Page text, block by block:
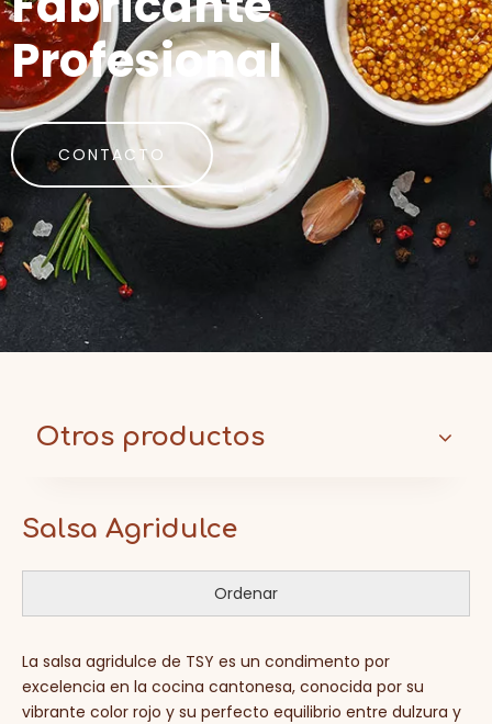
Profesional
CONTACTO
Otros productos
Salsa Agridulce
Ordenar
La salsa agridulce de TSY es un condimento por
excelencia en la cocina cantonesa, conocida por su
vibrante color rojo y su perfecto equilibrio entre dulzura y